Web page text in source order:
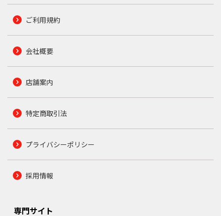
ご利用規約
会社概要
店舗案内
特定商取引法
プライバシーポリシー
採用情報
専門サイト